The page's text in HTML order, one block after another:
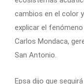
cambios en el color
explicar el
Carlos Mondaca,
San Antonio.
Epsa dijo que